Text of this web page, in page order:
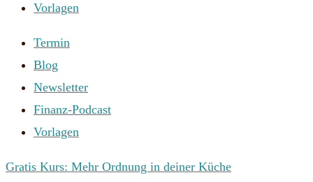
Vorlagen
Termin
Blog
Newsletter
Finanz-Podcast
Vorlagen
Gratis Kurs: Mehr Ordnung in deiner Küche